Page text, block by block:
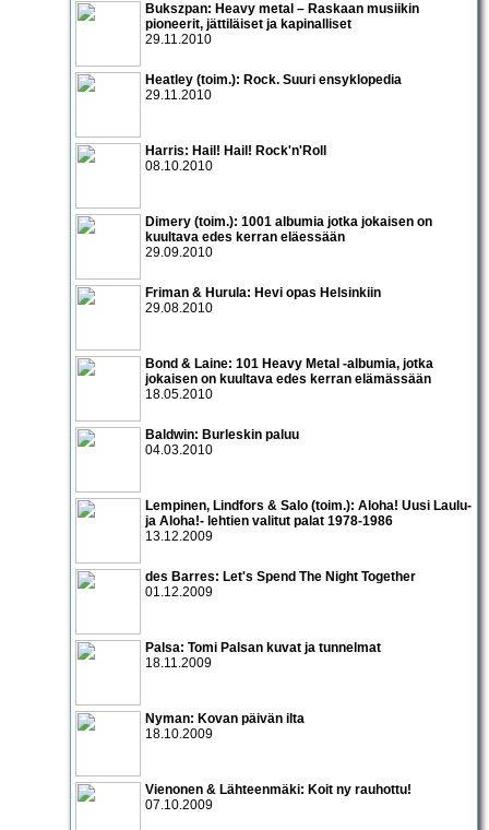
Bukszpan: Heavy metal – Raskaan musiikin
pioneerit, jättiläiset ja kapinalliset
29.11.2010
Heatley (toim.): Rock. Suuri ensyklopedia
29.11.2010
Harris: Hail! Hail! Rock'n'Roll
08.10.2010
Dimery (toim.): 1001 albumia jotka jokaisen on
kuultava edes kerran eläessään
29.09.2010
Friman & Hurula: Hevi opas Helsinkiin
29.08.2010
Bond & Laine: 101 Heavy Metal -albumia, jotka
jokaisen on kuultava edes kerran elämässään
18.05.2010
Baldwin: Burleskin paluu
04.03.2010
Lempinen, Lindfors & Salo (toim.): Aloha! Uusi Laulu-
ja Aloha!- lehtien valitut palat 1978-1986
13.12.2009
des Barres: Let's Spend The Night Together
01.12.2009
Palsa: Tomi Palsan kuvat ja tunnelmat
18.11.2009
Nyman: Kovan päivän ilta
18.10.2009
Vienonen & Lähteenmäki: Koit ny rauhottu!
07.10.2009